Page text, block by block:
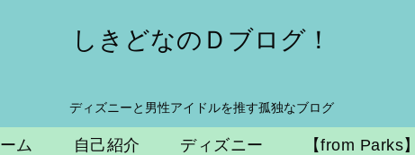
しきどなのＤブログ！
ディズニーと男性アイドルを推す孤独なブログ
ム 自己紹介 ディズニー 【from Parks】